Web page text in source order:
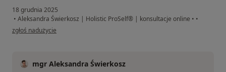
18 grudnia 2025
• Aleksandra Świerkosz | Holistic ProSelf® | konsultacje online • •
w opinii użytkownika Ewa
zgłoś nadużycie
mgr Aleksandra Świerkosz